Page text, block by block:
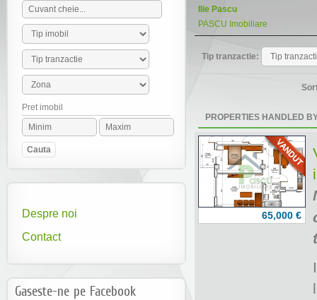
Pret imobil
Despre noi
Contact
Gaseste-ne pe Facebook
Ilie Pascu
PASCU Imobiliare
Tip tranzactie:
PROPERTIES HANDLED
65,000 €